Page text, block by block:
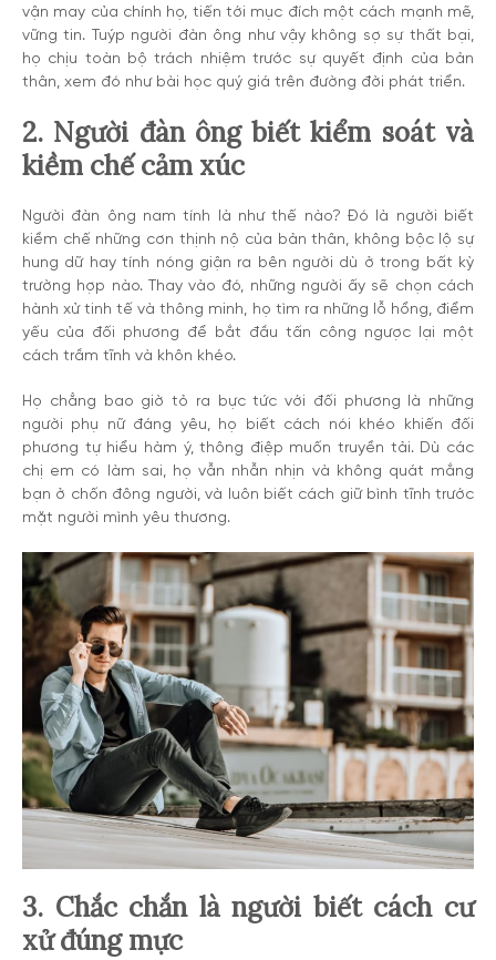
vận may của chính họ, tiến tới mục đích một cách mạnh mẽ,
vững tin. Tuýp người đàn ông như vậy không sợ sự thất bại,
họ chịu toàn bộ trách nhiệm trước sự quyết định của bản
thân, xem đó như bài học quý giá trên đường đời phát triển.
2. Người đàn ông biết kiểm soát và
kiềm chế cảm xúc
Người đàn ông nam tính là như thế nào? Đó là người biết
kiềm chế những cơn thịnh nộ của bản thân, không bộc lộ sự
hung dữ hay tính nóng giận ra bên người dù ở trong bất kỳ
trường hợp nào. Thay vào đó, những người ấy sẽ chọn cách
hành xử tinh tế và thông minh, họ tìm ra những lỗ hổng, điểm
yếu của đối phương để bắt đầu tấn công ngược lại một
cách trầm tĩnh và khôn khéo.
Họ chẳng bao giờ tỏ ra bực tức với đối phương là những
người phụ nữ đáng yêu, họ biết cách nói khéo khiến đối
phương tự hiểu hàm ý, thông điệp muốn truyền tải. Dù các
chị em có làm sai, họ vẫn nhẫn nhịn và không quát mắng
bạn ở chốn đông người, và luôn biết cách giữ bình tĩnh trước
mặt người mình yêu thương.
3. Chắc chắn là người biết cách cư
xử đúng mực